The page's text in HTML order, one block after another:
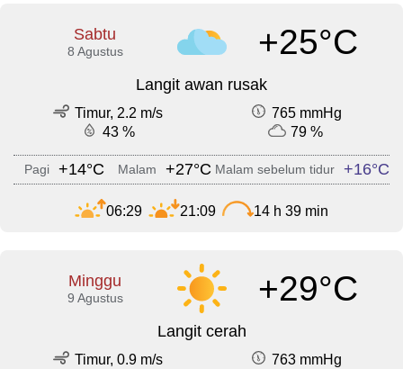
Sabtu
8 Agustus +25°C
Langit awan rusak
Timur, 2.2 m/s
765 mmHg
43 %
79 %
Pagi +14°C Malam +27°C Malam sebelum tidur +16°C
06:29 21:09 14 h 39 min
Minggu
9 Agustus +29°C
Langit cerah
Timur, 0.9 m/s
763 mmHg